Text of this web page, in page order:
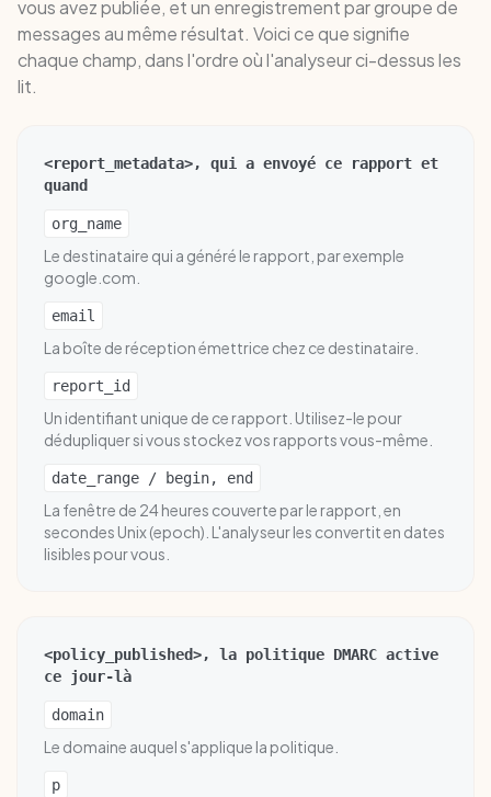
vous avez publiée, et un enregistrement par groupe de
messages au même résultat. Voici ce que signifie
chaque champ, dans l'ordre où l'analyseur ci-dessus les
lit.
<report_metadata>, qui a envoyé ce rapport et
quand
org_name
Le destinataire qui a généré le rapport, par exemple
google.com.
email
La boîte de réception émettrice chez ce destinataire.
report_id
Un identifiant unique de ce rapport. Utilisez-le pour
dédupliquer si vous stockez vos rapports vous-même.
date_range / begin, end
La fenêtre de 24 heures couverte par le rapport, en
secondes Unix (epoch). L'analyseur les convertit en dates
lisibles pour vous.
<policy_published>, la politique DMARC active
ce jour-là
domain
Le domaine auquel s'applique la politique.
p